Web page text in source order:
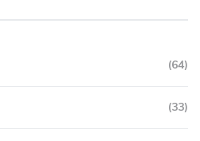
(64)
(33)